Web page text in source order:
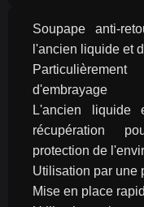
Soupape anti-
l'ancien liquide et
d'embrayage
L'ancien
récupération
protection de
Utilisation par une
Mise en place